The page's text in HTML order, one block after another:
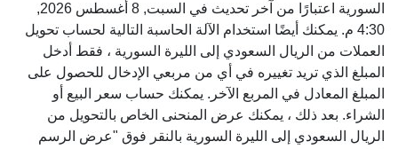
السورية اعتبارًا من آخر تحديث في السبت, 8 أغسطس 2026,
4:30 م. يمكنك أيضًا استخدام الآلة الحاسبة التالية لحساب تحويل
العملات من الريال السعودي إلى الليرة السورية ، فقط أدخل
المبلغ الذي تريد تغييره في أي من مربعي الإدخال للحصول على
المبلغ المعادل في المربع الآخر. يمكنك حساب سعر البيع أو
الشراء. بعد ذلك ، يمكنك عرض المنحنى الخاص بالتحويل من
الريال السعودي إلى الليرة السورية بالنقر فوق "عرض الرسم